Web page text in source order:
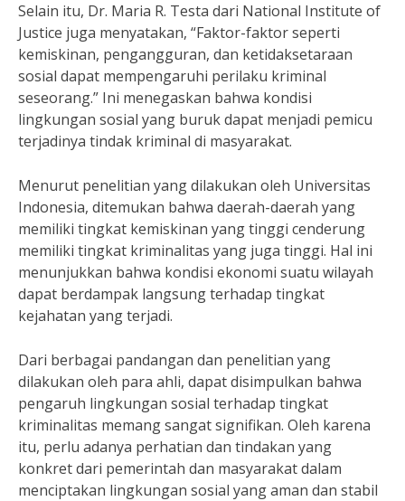
Selain itu, Dr. Maria R. Testa dari National Institute of
Justice juga menyatakan, “Faktor-faktor seperti
kemiskinan, pengangguran, dan ketidaksetaraan
sosial dapat mempengaruhi perilaku kriminal
seseorang.” Ini menegaskan bahwa kondisi
lingkungan sosial yang buruk dapat menjadi pemicu
terjadinya tindak kriminal di masyarakat.
Menurut penelitian yang dilakukan oleh Universitas
Indonesia, ditemukan bahwa daerah-daerah yang
memiliki tingkat kemiskinan yang tinggi cenderung
memiliki tingkat kriminalitas yang juga tinggi. Hal ini
menunjukkan bahwa kondisi ekonomi suatu wilayah
dapat berdampak langsung terhadap tingkat
kejahatan yang terjadi.
Dari berbagai pandangan dan penelitian yang
dilakukan oleh para ahli, dapat disimpulkan bahwa
pengaruh lingkungan sosial terhadap tingkat
kriminalitas memang sangat signifikan. Oleh karena
itu, perlu adanya perhatian dan tindakan yang
konkret dari pemerintah dan masyarakat dalam
menciptakan lingkungan sosial yang aman dan stabil